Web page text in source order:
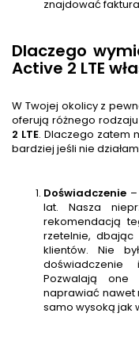
znajdować
Dlaczego
Active 2 LTE
W Twojej okolicy z
oferują różnego
2 LTE. Dlaczego zatem
bardziej jeśli nie
Doświadczenie
lat. Nasza
rekomendacją
rzetelnie,
klientów. Nie
doświadczenie
Pozwalają
naprawiać nawet
samo wysoką jak